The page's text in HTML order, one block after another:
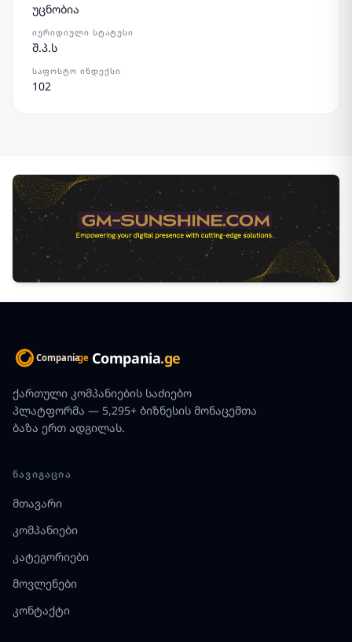
უცნობია
ᲘᲣᲠᲘᲓᲘᲣᲚᲘ ᲡᲢᲐᲢᲣᲡᲘ
შ.პ.ს
ᲡᲐᲤᲝᲡᲢᲝ ᲘᲜᲓᲔᲥᲡᲘ
102
Compania.ge
ქართული კომპანიების საძიებო
პლატფორმა — 5,295+ ბიზნესის მონაცემთა
ბაზა ერთ ადგილას.
ᲜᲐᲕᲘᲒᲐᲪᲘᲐ
მთავარი
კომპანიები
კატეგორიები
მოვლენები
კონტაქტი